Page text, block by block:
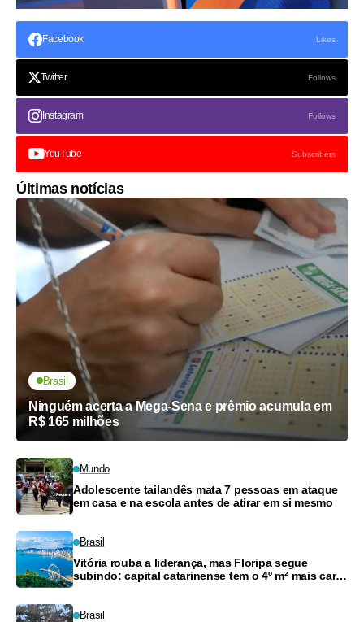
Facebook Likes
Twitter Follows
Instagram Follows
YouTube Subscribers
Últimas notícias
Brasil
Ninguém acerta a Mega-Sena e prêmio acumula em
R$ 165 milhões
Mundo
Adolescente tailandês mata 7 pessoas em ataque
em casa e na escola antes de atirar em si mesmo
Brasil
Vitória rouba a liderança, mas Floripa segue
subindo: capital catarinense tem o 4º m² mais caro
Brasil